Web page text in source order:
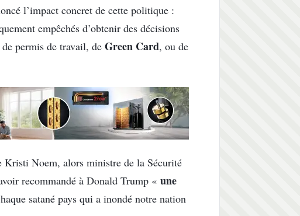
l’impact concret de cette politique :
empêchés d’obtenir des décisions
permis de travail, de Green Card, ou de
Kristi Noem, alors ministre de la Sécurité
recommandé à Donald Trump « une
satané pays qui a inondé notre nation